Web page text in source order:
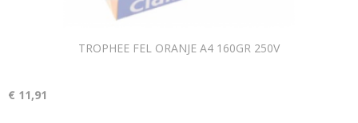
TROPHEE FEL ORANJE A4 160GR 250V
€ 11,91